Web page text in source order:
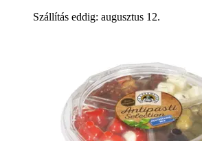
Szállítás eddig: augusztus 12.